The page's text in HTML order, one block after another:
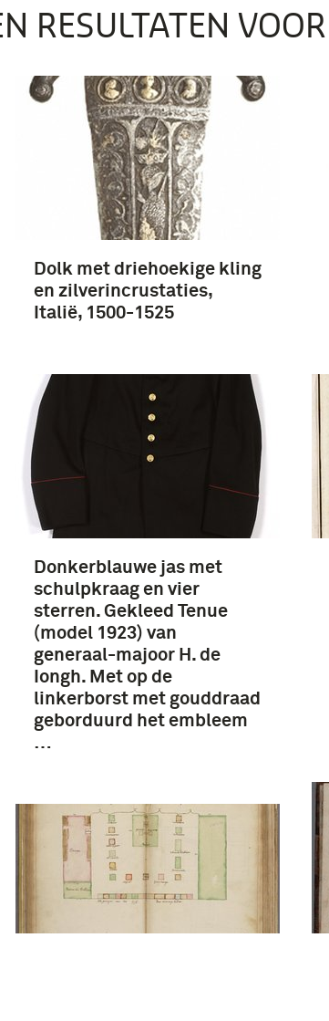
RESULTATEN VOOR
Dolk met driehoekige kling
en zilverincrustaties,
Italië, 1500-1525
Donkerblauwe jas met
schulpkraag en vier
sterren. Gekleed Tenue
(model 1923) van
generaal-majoor H. de
Iongh. Met op de
linkerborst met gouddraad
geborduurd het embleem
…